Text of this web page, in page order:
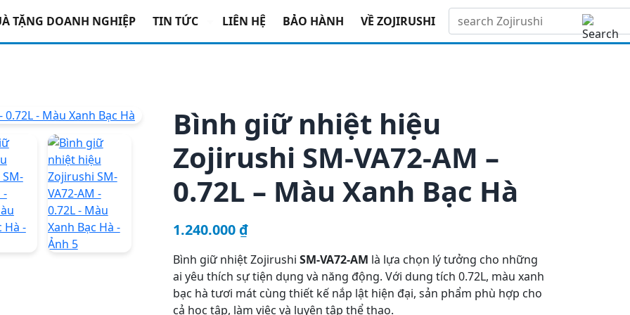
TẶNG DOANH NGHIỆP TIN TỨC LIÊN HỆ BẢO HÀNH VỀ ZOJIRUSHI
/ Bình giữ nhiệt hiệu Zojirushi SM-VA72-AM – 0.72L – Màu Xanh Bạc Hà
Bình giữ nhiệt hiệu
Zojirushi SM-VA72-AM –
0.72L – Màu Xanh Bạc Hà
1.240.000₫
Bình giữ nhiệtZojirushi SM-VA72-AM là lựa chọn lýtưởng cho những
aiyêu thích sựtiện dụng và năng động.Với dungtích 0.72L, màu xanh
bạc hà tươi mát cùng thiết kế nắp lật hiện đại,sản phẩm phù hợp cho
cả học tập, làm việc và luyện tập thểthao.